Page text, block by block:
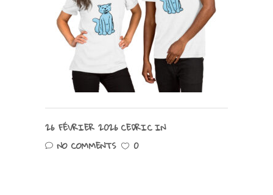
26 FÉVRIER 2026CEDRICIN
NO COMMENTS
0